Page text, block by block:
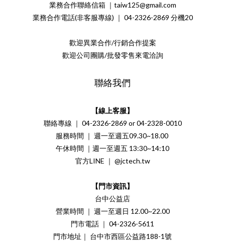
業務合作聯絡信箱 ｜taiw125@gmail.com
業務合作電話(非客服專線) ｜ 04-2326-2869 分機20
歡迎異業合作/行銷合作提案
歡迎公司團購/批發零售來電洽詢
聯絡我們
【線上客服】
聯絡專線 ｜ 04-2326-2869 or 04-2328-0010
服務時間 ｜ 週一至週五09.30~18.00
午休時間 ｜週一至週五 13:30~14:10
官方LINE ｜ @jctech.tw
【門市資訊】
台中公益店
營業時間 ｜ 週一至週日 12.00~22.00
門市電話 ｜ 04-2326-5611
門市地址｜ 台中市西區公益路188-1號